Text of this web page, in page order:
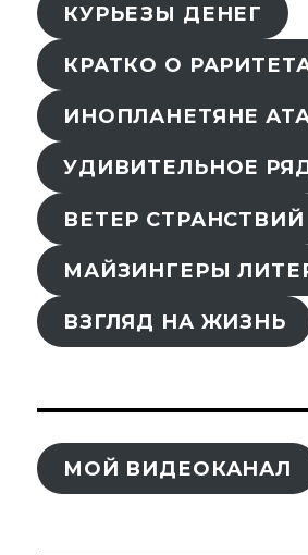
КУРЬЕЗЫ ДЕНЕГ
КРАТКО О
ИНОПЛАНЕТЯНЕ
УДИВИТЕЛЬНОЕ
ВЕТЕР СТРАНСТВИЙ
МАЙЗИНГЕРЫ
ВЗГЛЯД НА ЖИЗНЬ
МОЙ ВИДЕОКАНАЛ